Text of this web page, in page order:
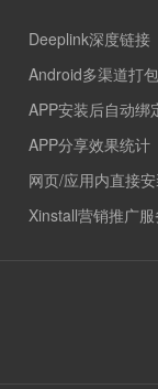
Deeplink深度链接
Android多渠道打包
APP安装后自动绑
APP分享效果统计
网页/应用内直接
Xinstall营销推广